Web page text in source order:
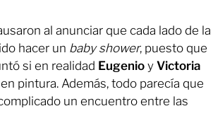
al anunciar que cada lado de la
hacer un baby shower, puesto que
si en realidad Eugenio y Victoria
pintura. Además, todo parecía que
un encuentro entre las